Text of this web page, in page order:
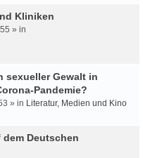
Kliniken
» in
sexueller Gewalt in
Pandemie?
» in Literatur, Medien und Kino
Deutschen